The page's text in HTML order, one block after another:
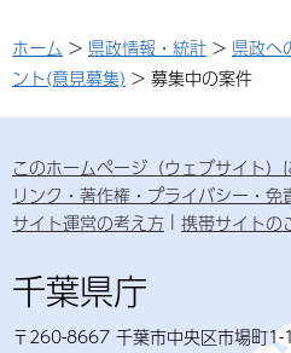
ホーム > 県政情報・統計 > 県政へ
ント(意見募集) > 募集中の案件
このホームページ（ウェブサイト）
リンク・著作権・プライバシー・免
サイト運営の考え方
携帯サイトの
千葉県庁
〒260-8667 千葉市中央区市場町1-1